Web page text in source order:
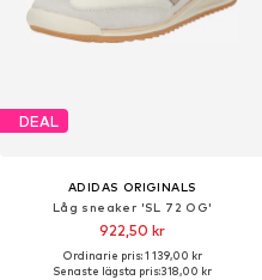
DEAL
ADIDAS ORIGINALS
Låg sneaker 'SL 72 OG'
922,50 kr
Ordinarie pris: 1 139,00 kr
Senaste lägsta pris:318,00 kr